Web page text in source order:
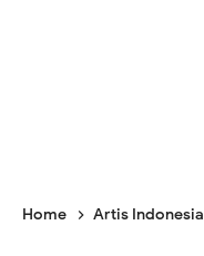
Home Artis Indonesia